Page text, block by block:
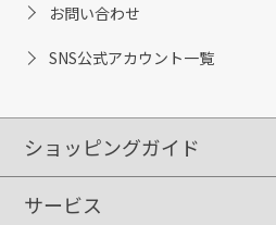
お問い合わせ
SNS公式アカウント一覧
ショッピングガイド
ショッピングガイド
ご注文方法
送料・配送
クーポンご利用方法
サービス